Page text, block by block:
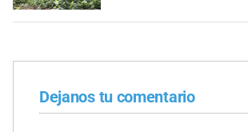
Dejanos tu comentario